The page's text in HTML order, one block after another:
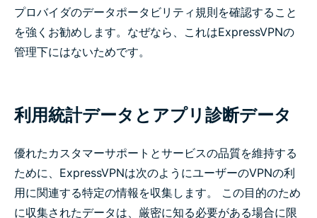
プロバイダのデータポータビリティ規則を確認すること
を強くお勧めします。なぜなら、これはExpressVPNの
管理下にはないためです。
利用統計データとアプリ診断データ
優れたカスタマーサポートとサービスの品質を維持する
ために、ExpressVPNは次のようにユーザーのVPNの利
用に関連する特定の情報を収集します。 この目的のため
に収集されたデータは、厳密に知る必要がある場合に限